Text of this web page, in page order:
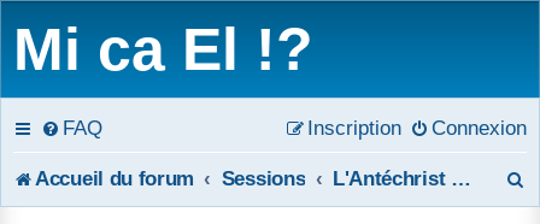
Mi ca El !?
FAQ Connexion
Inscription
Accueil du forum Sessions L'Antéchrist et les deux Témoins de l'Apocalypse